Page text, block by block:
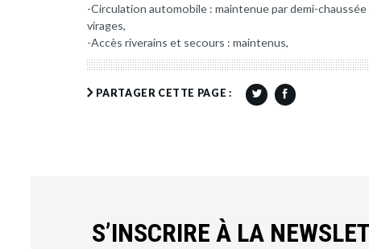
-Circulation automobile : maintenue par demi-
virages,
-Accès riverains et secours : maintenus,
PARTAGER CETTE PAGE :
S’INSCRIRE À LA